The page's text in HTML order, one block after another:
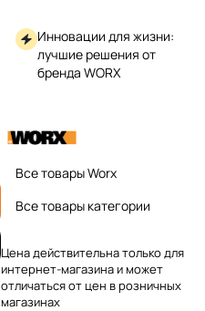
Инновации для жизни:
лучшие решения от
бренда WORX
Все товары Worx
Все товары категории
Цена действительна только для
интернет-магазина и может
отличаться от цен в розничных
магазинах